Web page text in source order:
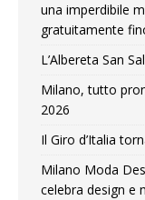
una imperdibile
gratuitamente
L’Albereta San
Milano, tutto
2026
Il Giro d’Italia
Milano Moda
celebra design e